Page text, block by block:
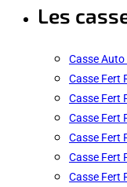
Les
Casse
Casse Fert
Casse Fert
Casse Fert
Casse Fert
Casse Fert
Casse Fert